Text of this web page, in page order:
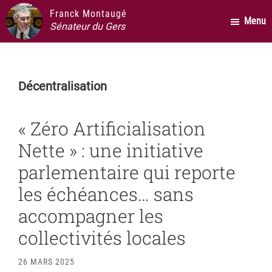
Passer
au
contenu
Passer
la
latérale
Passer
au
pied
page
Franck Montaugé
Sénateur du Gers
Menu
Décentralisation
« Zéro Artificialisation
Nette » : une initiative
parlementaire qui reporte
les échéances… sans
accompagner les
collectivités locales
26 MARS 2025